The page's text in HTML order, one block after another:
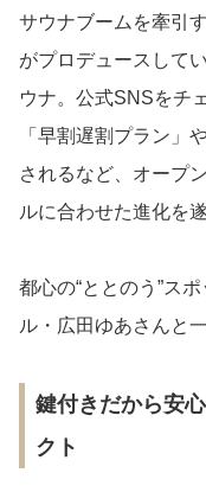
サウナブームを牽引
がプロデュースして
ウナ。公式SNSをチ
「早割遅割プラン」
されるなど、オープ
ルに合わせた進化を
都心の“ととのう”ス
ル・広田ゆあさんと
鍵付きだから安
クト